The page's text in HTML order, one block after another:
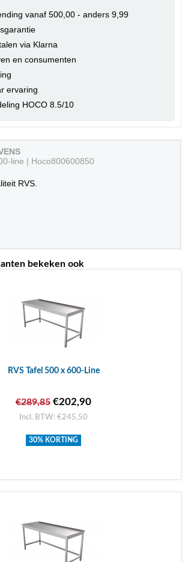
vanaf 500,00 - anders 9,99
via Klarna
en consumenten
ervaring
HOCO 8.5/10
line | Hoco800600850
RVS.
bekeken ook
RVS Tafel 500 x 600-Line
€289,85 €202,90
Incl. BTW: €245,50
30% KORTING